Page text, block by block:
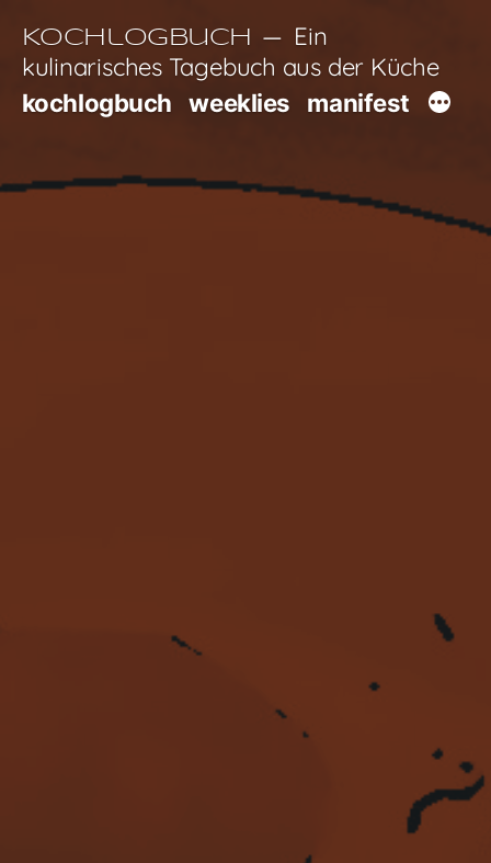
Inhalt
springen
Kochlogbuch
Ein
kulinarisches Tagebuch aus der Küche
kochlogbuch weeklies manifest